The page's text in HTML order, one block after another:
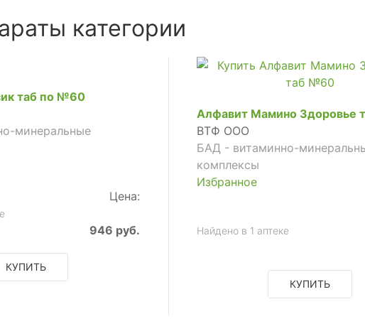
категории
таб по №60
минеральные
Цена:
946 руб.
КУПИТЬ
Алфавит Мамино Здоровье
ВТФ ООО
БАД - витаминно-
комплексы
Избранное
Найдено в 1 аптеке
КУПИТЬ